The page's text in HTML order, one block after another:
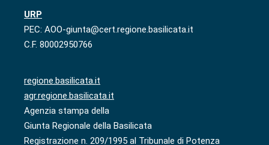
URP
PEC: AOO-giunta@cert.regione.basilicata.it
C.F. 80002950766
regione.basilicata.it
agr.regione.basilicata.it
Agenzia stampa della
Giunta Regionale della Basilicata
Registrazione n. 209/1995 al Tribunale di Potenza